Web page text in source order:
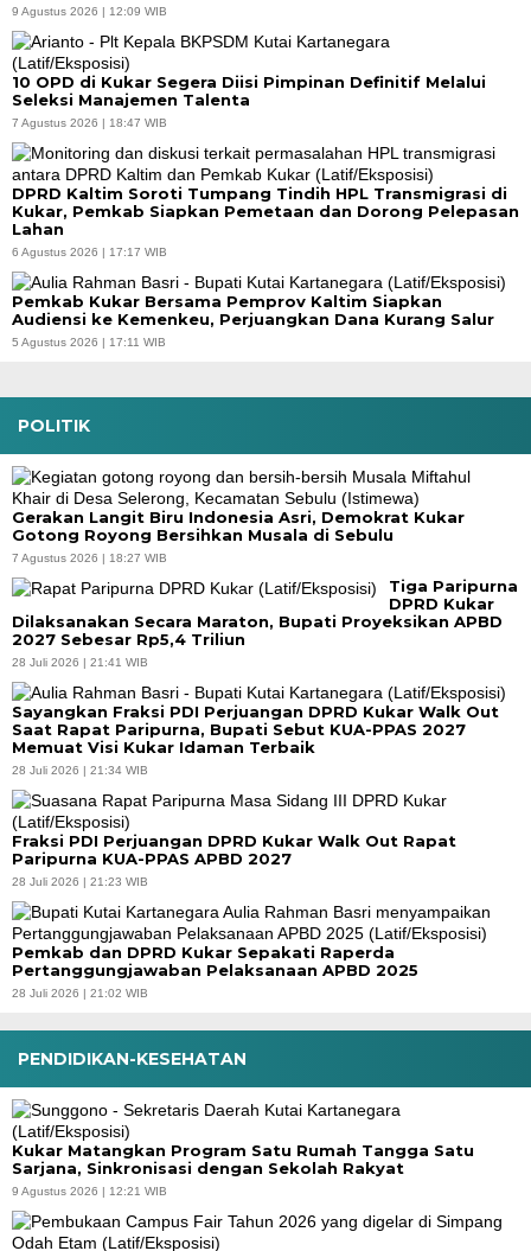
9 Agustus 2026 | 12:09 WIB
10 OPD di Kukar Segera Diisi Pimpinan Definitif Melalui
Seleksi Manajemen Talenta
7 Agustus 2026 | 18:47 WIB
DPRD Kaltim Soroti Tumpang Tindih HPL Transmigrasi di
Kukar, Pemkab Siapkan Pemetaan dan Dorong Pelepasan
Lahan
6 Agustus 2026 | 17:17 WIB
Pemkab Kukar Bersama Pemprov Kaltim Siapkan
Audiensi ke Kemenkeu, Perjuangkan Dana Kurang Salur
5 Agustus 2026 | 17:11 WIB
POLITIK
Gerakan Langit Biru Indonesia Asri, Demokrat Kukar
Gotong Royong Bersihkan Musala di Sebulu
7 Agustus 2026 | 18:27 WIB
Tiga Paripurna
DPRD Kukar
Dilaksanakan Secara Maraton, Bupati Proyeksikan APBD
2027 Sebesar Rp5,4 Triliun
28 Juli 2026 | 21:41 WIB
Sayangkan Fraksi PDI Perjuangan DPRD Kukar Walk Out
Saat Rapat Paripurna, Bupati Sebut KUA-PPAS 2027
Memuat Visi Kukar Idaman Terbaik
28 Juli 2026 | 21:34 WIB
Fraksi PDI Perjuangan DPRD Kukar Walk Out Rapat
Paripurna KUA-PPAS APBD 2027
28 Juli 2026 | 21:23 WIB
Pemkab dan DPRD Kukar Sepakati Raperda
Pertanggungjawaban Pelaksanaan APBD 2025
28 Juli 2026 | 21:02 WIB
PENDIDIKAN-KESEHATAN
Kukar Matangkan Program Satu Rumah Tangga Satu
Sarjana, Sinkronisasi dengan Sekolah Rakyat
9 Agustus 2026 | 12:21 WIB